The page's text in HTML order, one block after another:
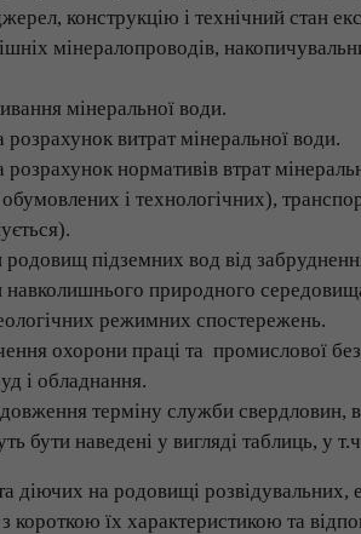
конструкцію і технічний стан
мінералопроводів,
мінеральної води.
витрат мінеральної води.
нормативів втрат
і технологічних),
підземних вод від
навколишнього природного
режимних спостережень.
охорони праці та промислової
і обладнання.
терміну служби свердловин,
бути наведені у вигляді таблиць, у
діючих на родовищі розвідувальних,
короткою їх характеристикою та